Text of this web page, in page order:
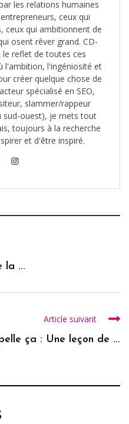
les relations humaines
ceux qui
ceux qui ambitionnent de
osent rêver grand. CD-
le reflet de toutes ces
l'ambition, l'ingéniosité et
créer quelque chose de
spécialisé en SEO,
slammer/rappeur
sud-ouest), je mets tout
toujours à la recherche
et d'être inspiré.
la ...
Article suivant
ça : Une leçon de ...